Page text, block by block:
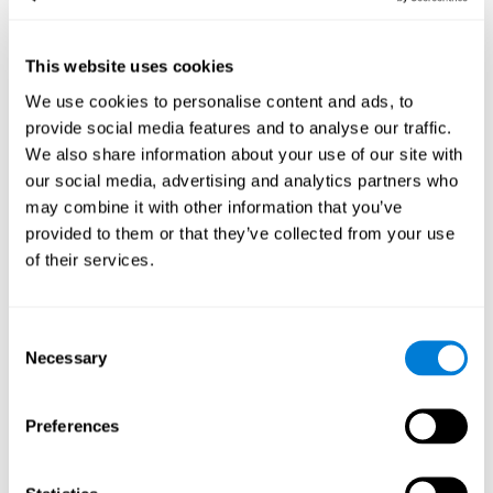
This website uses cookies
We use cookies to personalise content and ads, to
provide social media features and to analyse our traffic.
We also share information about your use of our site with
our social media, advertising and analytics partners who
may combine it with other information that you’ve
provided to them or that they’ve collected from your use
of their services.
Selection
Necessary
Preferences
Panic", ajudam os usuários a gerenciar seus recursos cognitivos
cada vez mais complexas que exigirão maior destreza das
habilidades cognitivas envolvidas, ajudando a estimulá-los.
Como o jogo mental “Pipe Panic”
melhora minhas habilidades
cognitivas?
Tocar "Pipe Panic" estimula um padrão de ativação neural
"Pipe Panic" ajuda a exercitar o tempo de reação, a coordenação
essas habilidades pode ajudar a criar novas sinapses e melhorar
as funções cognitivas.
minhas habilidades cognitivas?